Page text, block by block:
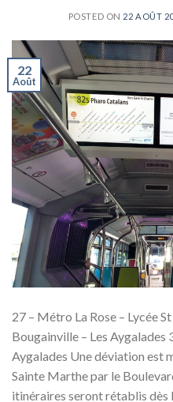
POSTED ON 22 AOÛT
22
Août
27 – Métro La Rose – Lycée
Bougainville – Les Aygalades
Aygalades Une déviation est
Sainte Marthe par le
itinéraires seront rétablis dès